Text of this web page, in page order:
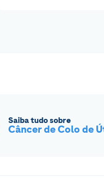
Saiba tudo sobre
Câncer de Colo de